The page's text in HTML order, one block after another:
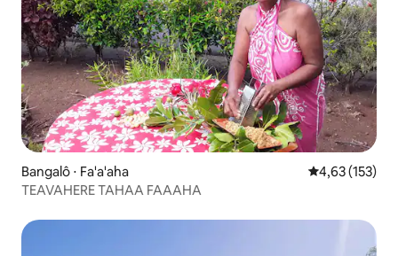
Bangalô ⋅ Fa'a'aha 4,63 de uma
4,63 (153)
TEAVAHERE TAHAA FAAAHA